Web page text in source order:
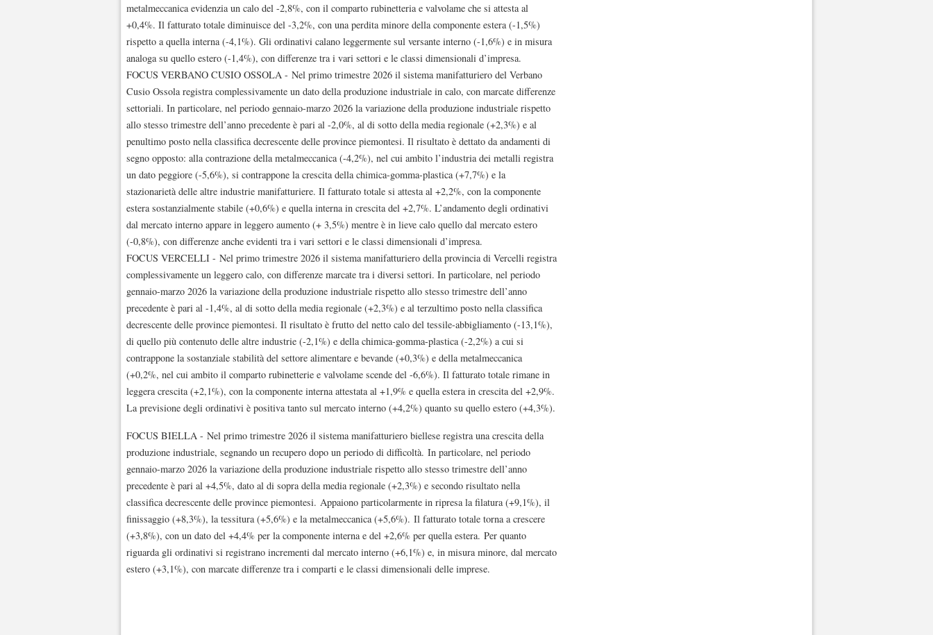
metalmeccanica evidenzia un calo del -2,8%, con il comparto rubinetteria e valvolame che si attesta al
+0,4%. Il fatturato totale diminuisce del -3,2%, con una perdita minore della componente estera (-1,5%)
rispetto a quella interna (-4,1%). Gli ordinativi calano leggermente sul versante interno (-1,6%) e in misura
analoga su quello estero (-1,4%), con differenze tra i vari settori e le classi dimensionali d’impresa.
FOCUS VERBANO CUSIO OSSOLA - Nel primo trimestre 2026 il sistema manifatturiero del Verbano
Cusio Ossola registra complessivamente un dato della produzione industriale in calo, con marcate differenze
settoriali. In particolare, nel periodo gennaio-marzo 2026 la variazione della produzione industriale rispetto
allo stesso trimestre dell’anno precedente è pari al -2,0%, al di sotto della media regionale (+2,3%) e al
penultimo posto nella classifica decrescente delle province piemontesi. Il risultato è dettato da andamenti di
segno opposto: alla contrazione della metalmeccanica (-4,2%), nel cui ambito l’industria dei metalli registra
un dato peggiore (-5,6%), si contrappone la crescita della chimica-gomma-plastica (+7,7%) e la
stazionarietà delle altre industrie manifatturiere. Il fatturato totale si attesta al +2,2%, con la componente
estera sostanzialmente stabile (+0,6%) e quella interna in crescita del +2,7%. L’andamento degli ordinativi
dal mercato interno appare in leggero aumento (+ 3,5%) mentre è in lieve calo quello dal mercato estero
(-0,8%), con differenze anche evidenti tra i vari settori e le classi dimensionali d’impresa.
FOCUS VERCELLI - Nel primo trimestre 2026 il sistema manifatturiero della provincia di Vercelli registra
complessivamente un leggero calo, con differenze marcate tra i diversi settori. In particolare, nel periodo
gennaio-marzo 2026 la variazione della produzione industriale rispetto allo stesso trimestre dell’anno
precedente è pari al -1,4%, al di sotto della media regionale (+2,3%) e al terzultimo posto nella classifica
decrescente delle province piemontesi. Il risultato è frutto del netto calo del tessile-abbigliamento (-13,1%),
di quello più contenuto delle altre industrie (-2,1%) e della chimica-gomma-plastica (-2,2%) a cui si
contrappone la sostanziale stabilità del settore alimentare e bevande (+0,3%) e della metalmeccanica
(+0,2%, nel cui ambito il comparto rubinetterie e valvolame scende del -6,6%). Il fatturato totale rimane in
leggera crescita (+2,1%), con la componente interna attestata al +1,9% e quella estera in crescita del +2,9%.
La previsione degli ordinativi è positiva tanto sul mercato interno (+4,2%) quanto su quello estero (+4,3%).
FOCUS BIELLA - Nel primo trimestre 2026 il sistema manifatturiero biellese registra una crescita della
produzione industriale, segnando un recupero dopo un periodo di difficoltà. In particolare, nel periodo
gennaio-marzo 2026 la variazione della produzione industriale rispetto allo stesso trimestre dell’anno
precedente è pari al +4,5%, dato al di sopra della media regionale (+2,3%) e secondo risultato nella
classifica decrescente delle province piemontesi. Appaiono particolarmente in ripresa la filatura (+9,1%), il
finissaggio (+8,3%), la tessitura (+5,6%) e la metalmeccanica (+5,6%). Il fatturato totale torna a crescere
(+3,8%), con un dato del +4,4% per la componente interna e del +2,6% per quella estera. Per quanto
riguarda gli ordinativi si registrano incrementi dal mercato interno (+6,1%) e, in misura minore, dal mercato
estero (+3,1%), con marcate differenze tra i comparti e le classi dimensionali delle imprese.